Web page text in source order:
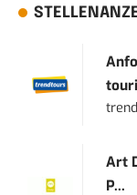
Art
P...